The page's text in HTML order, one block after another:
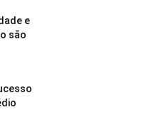
e
são